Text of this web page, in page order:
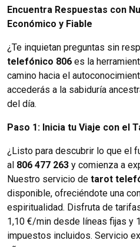
Encuentra Respuestas con
Económico y Fiable
¿Te inquietan preguntas sin
telefónico 806 es la
camino hacia el
accederás a la sabiduría
del día.
Paso 1: Inicia tu Viaje con el
¿Listo para descubrir lo que el
al 806 477 263 y comienza a
Nuestro servicio de tarot
disponible, ofreciéndote una
espiritualidad. Disfruta de
1,10 €/min desde líneas fijas y
impuestos incluidos. Servicio